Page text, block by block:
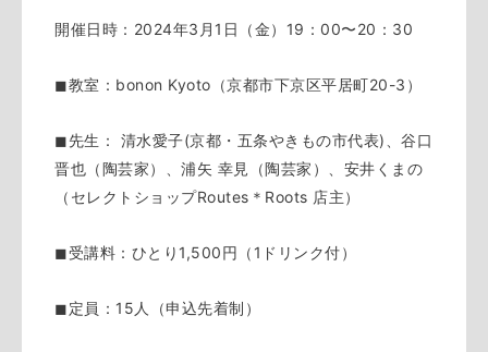
開催日時：2024年3月1日（金）19：00〜20：30
◼︎教室：bonon Kyoto（京都市下京区平居町20-3）
◼︎先生： 清水愛子(京都・五条やきもの市代表)、谷口
晋也（陶芸家）、浦矢 幸見（陶芸家）、安井くまの
（セレクトショップRoutes＊Roots 店主）
◼︎受講料：ひとり1,500円（1ドリンク付）
◼︎定員：15人（申込先着制）